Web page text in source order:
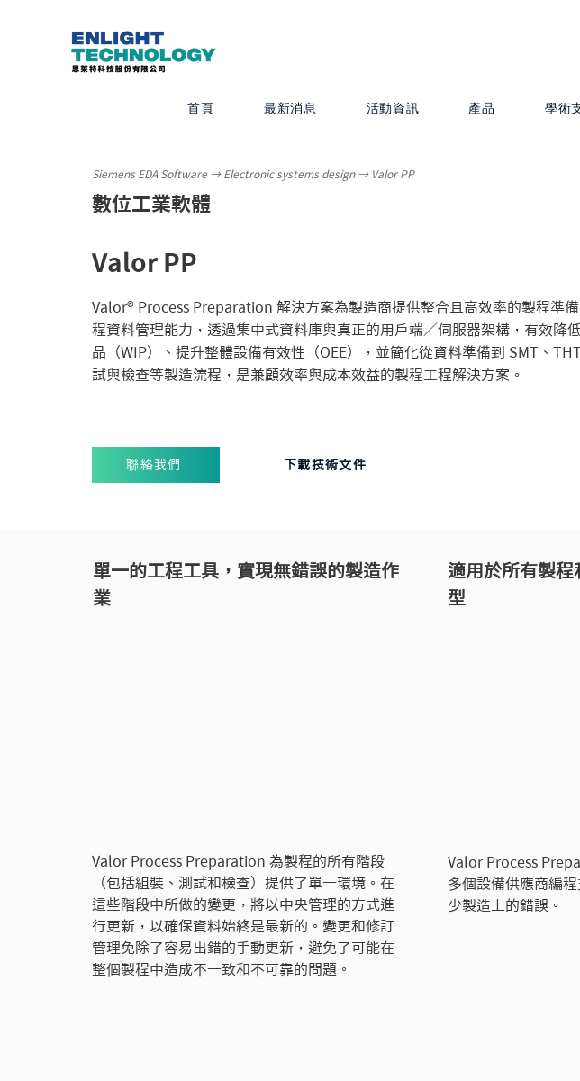
首頁 最新消息 活動資訊 產品 學術
Siemens EDA Software → Electronic systems design → Valor PP
數位工業軟體
Valor PP
Valor® Process Preparation 解決方案為製造商提供整合且高效率的製程準
程資料管理能力，透過集中式資料庫與真正的用戶端／伺服器架構，有效降
品（WIP）、提升整體設備有效性（OEE），並簡化從資料準備到 SMT、
試與檢查等製造流程，是兼顧效率與成本效益的製程工程解決方案。
聯絡我們 下載技術文件
單一的工程工具，實現無錯誤的製造作
業
Valor Process Preparation 為製程的所有階段
（包括組裝、測試和檢查）提供了單一環境。在
這些階段中所做的變更，將以中央管理的方式進
行更新，以確保資料始終是最新的。變更和修訂
管理免除了容易出錯的手動更新，避免了可能在
整個製程中造成不一致和不可靠的問題。
適用於所有製
型
Valor Process
多個設備供應商編
少製造上的錯誤。